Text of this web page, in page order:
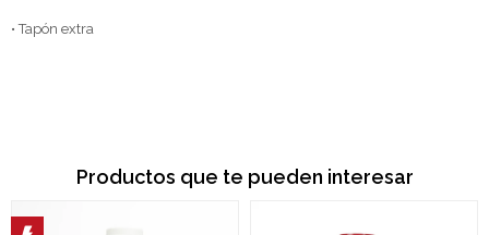
• Tapón extra
Productos que te pueden interesar